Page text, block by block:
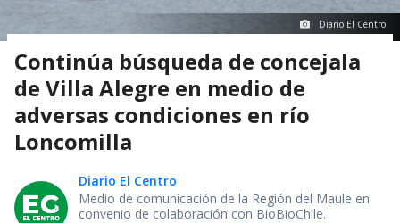
Diario El Centro
Continúa búsqueda de concejala
de Villa Alegre en medio de
adversas condiciones en río
Loncomilla
Diario El Centro
Medio de comunicación de la Región del Maule en
convenio de colaboración con BioBioChile.